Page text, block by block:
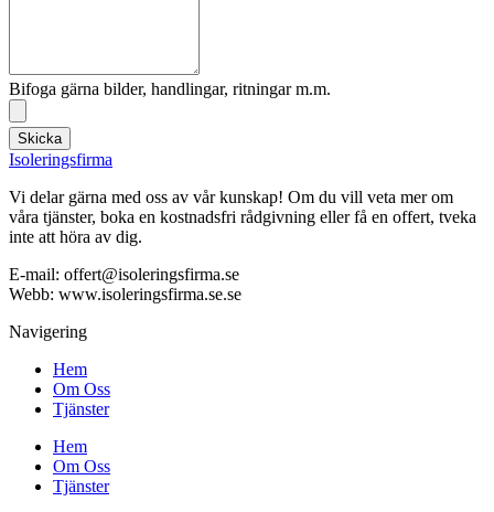
Bifoga gärna bilder, handlingar, ritningar m.m.
Skicka
Isoleringsfirma
Vi delar gärna med oss av vår kunskap! Om du vill veta mer om
våra tjänster, boka en kostnadsfri rådgivning eller få en offert, tveka
inte att höra av dig.
E-mail: offert@isoleringsfirma.se
Webb: www.isoleringsfirma.se.se
Navigering
Hem
Om Oss
Tjänster
Hem
Om Oss
Tjänster